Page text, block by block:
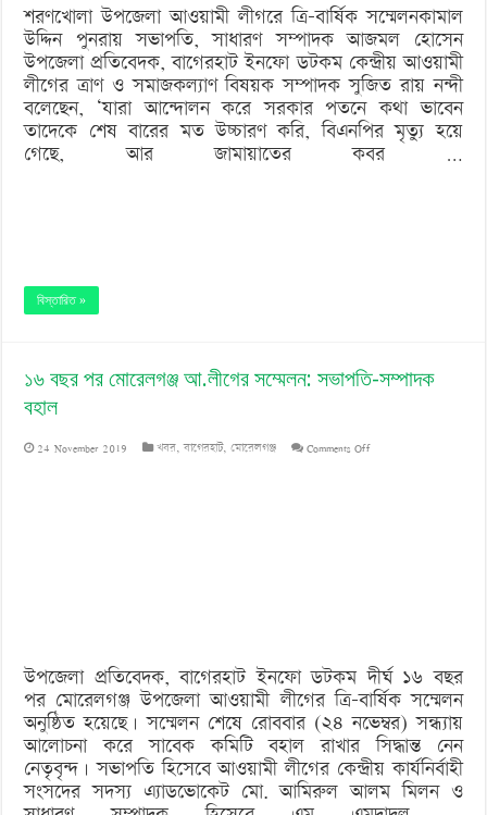
জামায়াতের’
শরণখোলা উপজেলা আওয়ামী লীগরে ত্রি-বার্ষিক সম্মেলনকামাল
উদ্দিন পুনরায় সভাপতি, সাধারণ সম্পাদক আজমল হোসেন
উপজেলা প্রতিবেদক, বাগেরহাট ইনফো ডটকম কেন্দ্রীয় আওয়ামী
লীগের ত্রাণ ও সমাজকল্যাণ বিষয়ক সম্পাদক সুজিত রায় নন্দী
বলেছেন, ‘যারা আন্দোলন করে সরকার পতনে কথা ভাবেন
তাদেকে শেষ বারের মত উচ্চারণ করি, বিএনপির মৃত্যু হয়ে
গেছে, আর জামায়াতের কবর …
বিস্তারিত »
১৬ বছর পর মোরেলগঞ্জ আ.লীগের সম্মেলন: সভাপতি-সম্পাদক
বহাল
24 November 2019 খবর,বাগেরহাট,মোরেলগঞ্জ Comments Offon
সভাপতি-
সম্পাদক
বহাল
উপজেলা প্রতিবেদক, বাগেরহাট ইনফো ডটকম দীর্ঘ ১৬ বছর
পর মোরেলগঞ্জ উপজেলা আওয়ামী লীগের ত্রি-বার্ষিক সম্মেলন
অনুষ্ঠিত হয়েছে। সম্মেলন শেষে রোববার (২৪ নভেম্বর) সন্ধ্যায়
আলোচনা করে সাবেক কমিটি বহাল রাখার সিদ্ধান্ত নেন
নেতৃবৃন্দ। সভাপতি হিসেবে আওয়ামী লীগের কেন্দ্রীয় কার্যনির্বাহী
সংসদের সদস্য এ্যাডভোকেট মো. আমিরুল আলম মিলন ও